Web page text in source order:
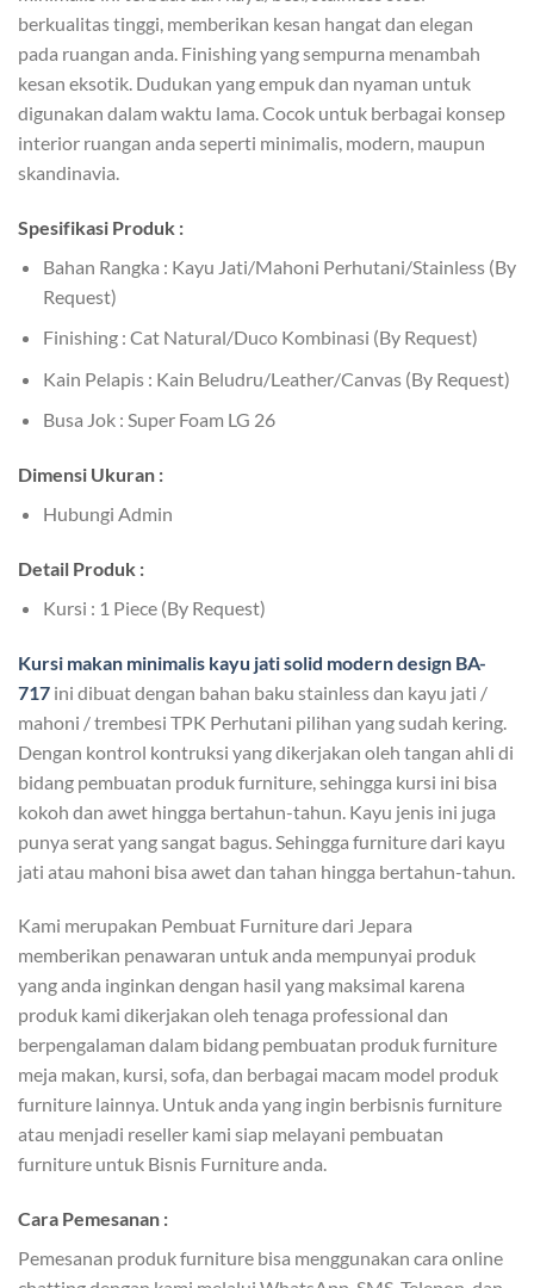
berkualitas tinggi, memberikan kesan hangat dan elegan
pada ruangan anda. Finishing yang sempurna menambah
kesan eksotik. Dudukan yang empuk dan nyaman untuk
digunakan dalam waktu lama. Cocok untuk berbagai konsep
interior ruangan anda seperti minimalis, modern, maupun
skandinavia.
Spesifikasi Produk :
Bahan Rangka : Kayu Jati/Mahoni Perhutani/Stainless (By
Request)
Finishing : Cat Natural/Duco Kombinasi (By Request)
Kain Pelapis : Kain Beludru/Leather/Canvas (By Request)
Busa Jok : Super Foam LG 26
Dimensi Ukuran :
Hubungi Admin
Detail Produk :
Kursi : 1 Piece (By Request)
Kursi makan minimalis kayu jatisolid modern design BA-
717 ini dibuat dengan bahan baku stainless dan kayu jati /
mahoni / trembesi TPK Perhutani pilihan yang sudah kering.
Dengan kontrol kontruksi yang dikerjakan oleh tangan ahli di
bidang pembuatan produk furniture, sehingga kursi ini bisa
kokoh dan awet hingga bertahun-tahun. Kayu jenis ini juga
punya serat yang sangat bagus. Sehingga furniture dari kayu
jati atau mahoni bisa awet dan tahan hingga bertahun-tahun.
Kami merupakan Pembuat Furniture dari Jepara
memberikan penawaran untuk anda mempunyai produk
yang anda inginkan dengan hasil yang maksimal karena
produk kami dikerjakan oleh tenaga professional dan
berpengalaman dalam bidang pembuatan produk furniture
meja makan, kursi, sofa, dan berbagai macam model produk
furniture lainnya. Untuk anda yang ingin berbisnis furniture
atau menjadi reseller kami siap melayani pembuatan
furniture untuk Bisnis Furniture anda.
Cara Pemesanan :
Pemesanan produk furniture bisa menggunakan cara online